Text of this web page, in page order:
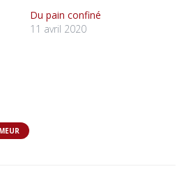
Du pain confiné
11 avril 2020